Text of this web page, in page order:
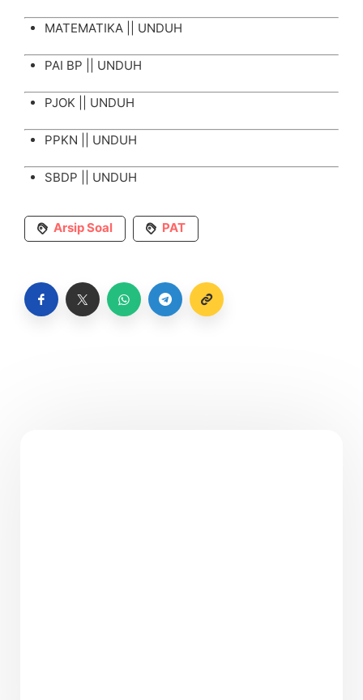
MATEMATIKA || UNDUH
PAI BP || UNDUH
PJOK || UNDUH
PPKN || UNDUH
SBDP || UNDUH
Arsip Soal PAT